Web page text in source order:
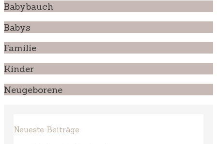
Babybauch
Babys
Familie
Kinder
Neugeborene
Neueste Beiträge